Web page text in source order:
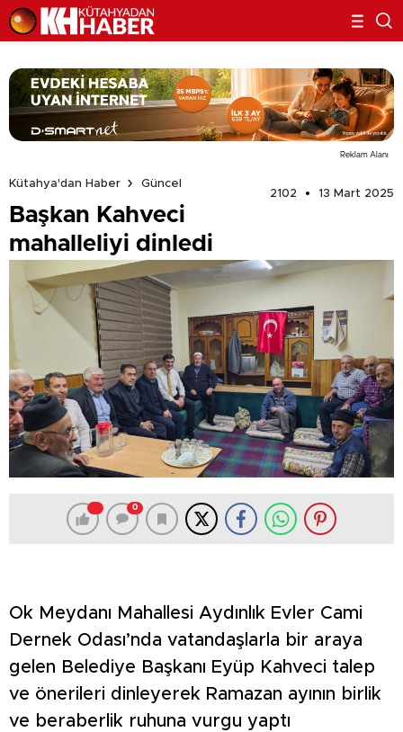
Reklam Alanı
Kütahya'dan Haber
Güncel
2102
13 Mart 2025
Başkan Kahveci
mahalleliyi dinledi
0
Ok Meydanı Mahallesi Aydınlık Evler Cami
Dernek Odası’nda vatandaşlarla bir araya
gelen Belediye Başkanı Eyüp Kahveci talep
ve önerileri dinleyerek Ramazan ayının birlik
ve beraberlik ruhuna vurgu yaptı